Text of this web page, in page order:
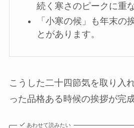
続く寒さのピークに重な
「小寒の候」も年末の
とがあります。
こうした二十四節気を取り入
った品格ある時候の挨拶が完
あわせて読みたい